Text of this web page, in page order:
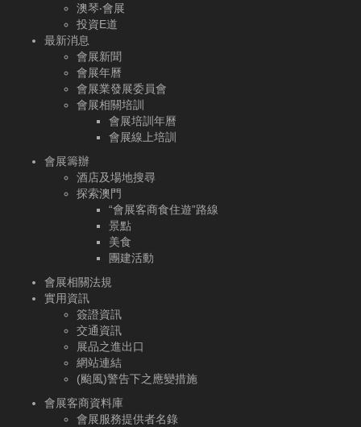
澳琴‧會展
投資E道
最新消息
會展新聞
會展年曆
會展業發展委員會
會展相關培訓
會展培訓年曆
會展線上培訓
會展籌辦
酒店及場地搜尋
探索澳門
“會展客商食住遊”路線
景點
美食
團建活動
會展相關法規
實用資訊
簽證資訊
交通資訊
展品之進出口
網站連結
(颱風)警告下之應變措施
會展客商資料庫
會展服務提供者名錄